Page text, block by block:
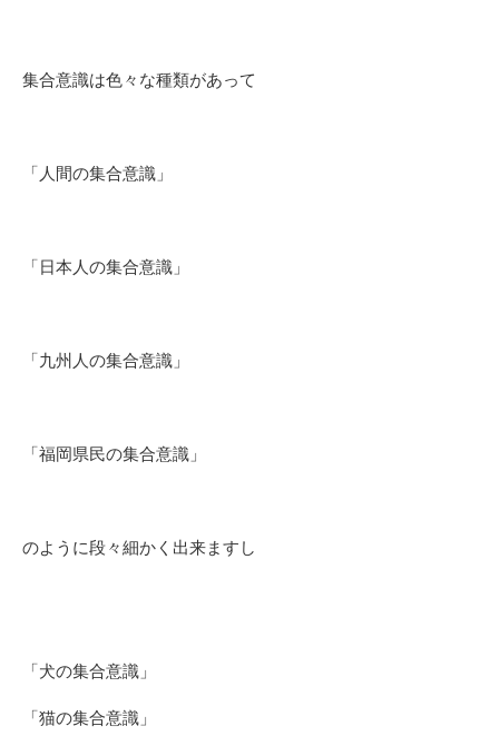
集合意識は色々な種類があって
「人間の集合意識」
「日本人の集合意識」
「九州人の集合意識」
「福岡県民の集合意識」
のように段々細かく出来ますし
「犬の集合意識」
「猫の集合意識」